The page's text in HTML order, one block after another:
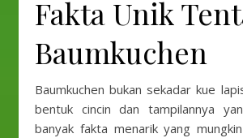
Fakta Unik
Baumkuchen
Baumkuchen bukan sekadar kue
bentuk cincin dan tampilannya
banyak fakta menarik yang